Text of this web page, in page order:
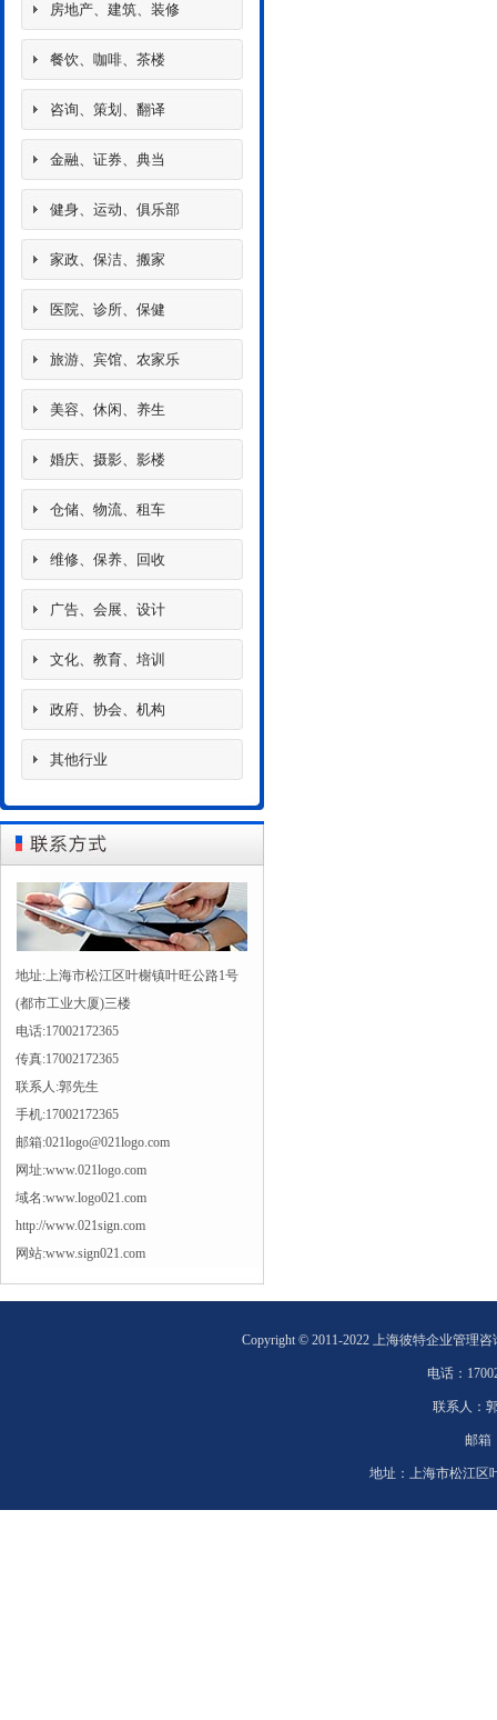
房地产、建筑、装修
餐饮、咖啡、茶楼
咨询、策划、翻译
金融、证券、典当
健身、运动、俱乐部
家政、保洁、搬家
医院、诊所、保健
旅游、宾馆、农家乐
美容、休闲、养生
婚庆、摄影、影楼
仓储、物流、租车
维修、保养、回收
广告、会展、设计
文化、教育、培训
政府、协会、机构
其他行业
地址:上海市松江区叶榭镇叶旺公路1号
(都市工业大厦)三楼
电话:17002172365
传真:17002172365
联系人:郭先生
手机:17002172365
邮箱:021logo@021logo.com
网址:www.021logo.com
域名:www.logo021.com
http://www.021sign.com
网站:www.sign021.com
Copyright © 2011-2022 上海彼特企业管理
电话：
联系人：
邮箱
地址： 上海市松江区